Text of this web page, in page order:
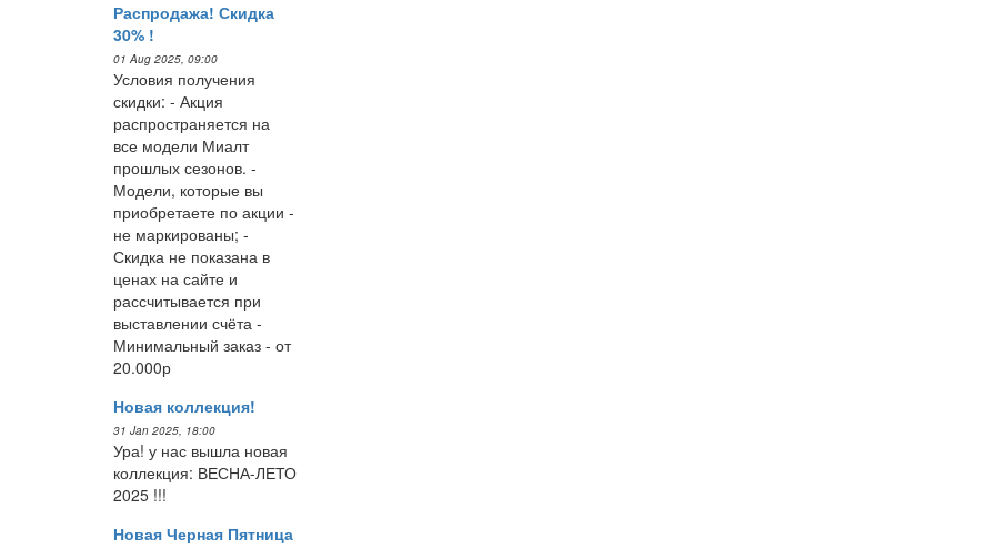
Распродажа! Скидка
30% !
01 Aug 2025, 09:00
Условия получения
скидки: - Акция
распространяется на
все модели Миалт
прошлых сезонов. -
Модели, которые вы
приобретаете по акции -
не маркированы; -
Скидка не показана в
ценах на сайте и
рассчитывается при
выставлении счёта -
Минимальный заказ - от
20.000р
Новая коллекция!
31 Jan 2025, 18:00
Ура! у нас вышла новая
коллекция: ВЕСНА-ЛЕТО
2025 !!!
Новая Черная Пятница